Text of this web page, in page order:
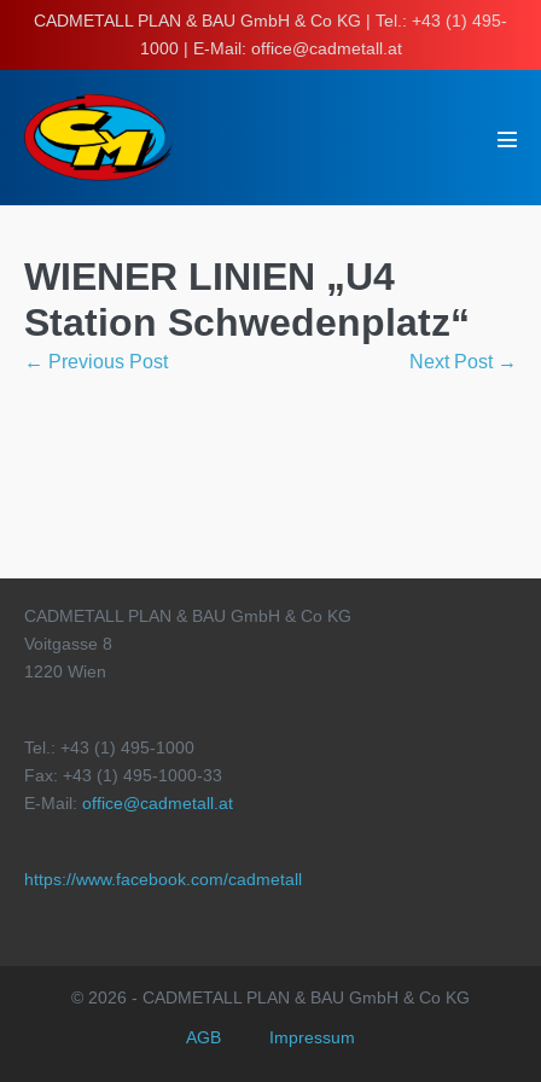
SkipCADMETALL PLAN & BAU GmbH & Co KG | Tel.: +43 (1) 495-
1000 | E-Mail: office@cadmetall.at
WIENER LINIEN „U4
Station Schwedenplatz“
Post
← Previous Post Next Post →
CADMETALL PLAN & BAU GmbH & Co KG
Voitgasse 8
1220 Wien
Tel.: +43 (1) 495-1000
Fax: +43 (1) 495-1000-33
E-Mail: office@cadmetall.at
https://www.facebook.com/cadmetall
© 2026 - CADMETALL PLAN & BAU GmbH & Co KG
AGB Impressum